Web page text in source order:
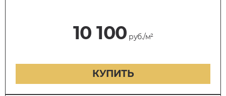
10 100 руб./м²
КУПИТЬ